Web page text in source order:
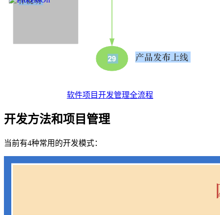
软件项目开发管理全流程
开发方法和项目管理
当前有4种常用的开发模式：